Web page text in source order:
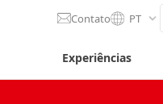
Contato PT
Experiências